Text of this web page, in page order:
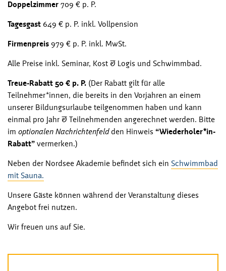
Doppelzimmer 709 € p. P.
Tagesgast 649 € p. P. inkl. Vollpension
Firmenpreis 979 € p. P. inkl. MwSt.
Alle Preise inkl. Seminar, Kost & Logis und Schwimmbad.
Treue-Rabatt 50 € p. P. (Der Rabatt gilt für alle
Teilnehmer*innen, die bereits in den Vorjahren an einem
unserer Bildungsurlaube teilgenommen haben und kann
einmal pro Jahr & Teilnehmenden angerechnet werden. Bitte
im optionalen Nachrichtenfeldden Hinweis “Wiederholer*in-
Rabatt” vermerken.)
Neben der Nordsee Akademie befindet sich ein Schwimmbad
mit Sauna.
Unsere Gäste können während der Veranstaltung dieses
Angebot frei nutzen.
Wir freuen uns auf Sie.